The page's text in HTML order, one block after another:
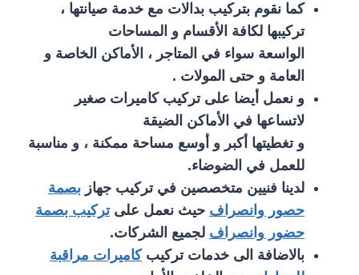
كما نقوم بتركيب بدالات مع خدمة صيانتها ،
تركيبها لكافة الأقسام و المساحات
الواسعة سواء في المتاجر ، الأماكن الخاصة و
العامة و حتى المولات .
و نعمل أيضا على تركيب كاميرات صغير
لاتساعها في الأماكن الضيقة
و تغطيتها أكبر و أوسع مساحة ممكنة ، و مناسبة
للعمل في الضوضاء.
لدينا فنيين متخصصين في تركيب جهاز بصمة
حصور وانصراف حيث نعمل علىتركيب بصمة
حضور وانصراف لجميع الشركات.
بالاضافة الى خدمات تركيبكاميرات مراقبة